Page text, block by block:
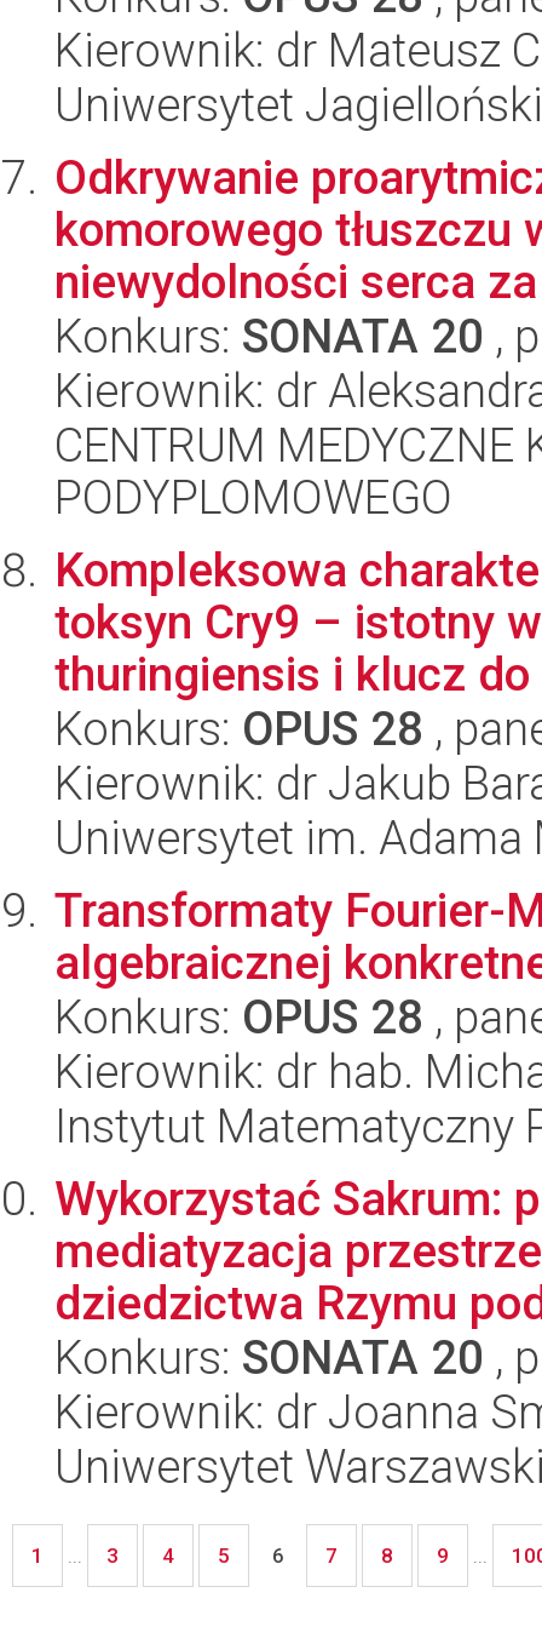
Kierownik: dr Mateusz
Uniwersytet Jagielloński
Odkrywanie
komorowego tłuszczu
niewydolności serca
Konkurs: SONATA 20 ,
Kierownik: dr
CENTRUM MEDYCZNE
PODYPLOMOWEGO
Kompleksowa
toksyn Cry9 – istotny
thuringiensis i klucz
Konkurs: OPUS 28 ,
Kierownik: dr Jakub
Uniwersytet im.
Transformaty Fourier-
algebraicznej
Konkurs: OPUS 28 ,
Kierownik: dr hab.
Instytut Matematyczny
Wykorzystać Sakrum:
mediatyzacja
dziedzictwa Rzymu
Konkurs: SONATA 20 ,
Kierownik: dr Joanna
Uniwersytet
1 ... 3 4 5 6 7 8 9 ...